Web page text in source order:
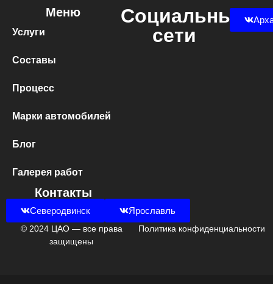
Меню
Услуги
Составы
Процесс
Марки автомобилей
Блог
Галерея работ
Контакты
Социальные
сети
Северодвинск Ярославль
© 2024 ЦАО — все права
защищены
Политика конфиденциальности